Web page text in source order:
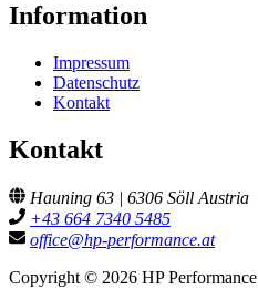
Information
Impressum
Datenschutz
Kontakt
Kontakt
Hauning 63 | 6306 Söll Austria
+43 664 7340 5485
office@hp-performance.at
Copyright © 2026 HP Performance